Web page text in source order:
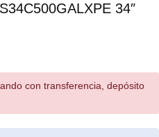
34″
con transferencia, depósito